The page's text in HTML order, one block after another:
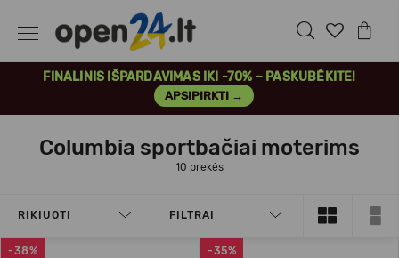
FINALINIS IŠPARDAVIMAS IKI -70% – PASKUBĖKITE!
APSIPIRKTI →
Columbia sportbačiai moterims
10 prekės
RIKIUOTI FILTRAI
-38% -35%